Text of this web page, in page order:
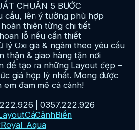
CHUẨN 5 BƯỚC
cầu, lên ý tưởng phù hợp
thiện từng chi tiết
lỗ nếu cần thiết
lý Oxi già & ngâm theo yêu cầu
thận & giao hàng tận nơi
để tạo ra những Layout đẹp –
giá hợp lý nhất. Mong được
đam mê cá cảnh!
| 0357.222.926